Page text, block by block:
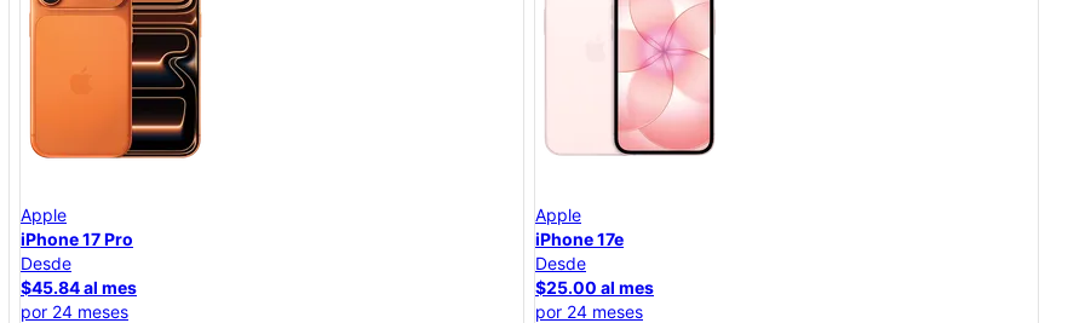
Apple
iPhone 17e
Desde
$25.00 al mes
por 24 meses
Apple
iPhone Air
Desde
$41.67 al mes
por 24 meses